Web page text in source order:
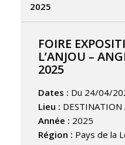
2025
FOIRE
L’ANJOU –
2025
Dates : Du 24/04/
Lieu : DESTINATION
Année : 2025
Région : Pays de la